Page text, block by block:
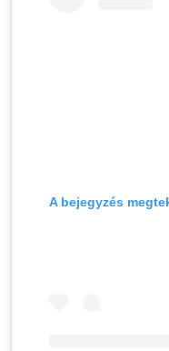
A bejegyzés